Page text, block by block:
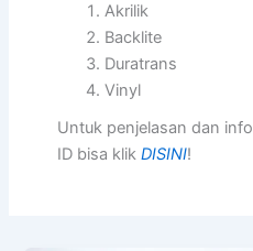
Akrilik
Backlite
Duratrans
Vinyl
Untuk penjelasan dan
ID bisa klik DISINI!